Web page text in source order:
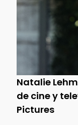
Natalie
de cine y
Pictures